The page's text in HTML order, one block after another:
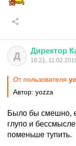
Д Директор
16:21,
От пользователя
Автор: yozza
Было бы смешно,
глупо и
поменьше тупить.